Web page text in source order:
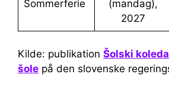
Sommerferie
(mandag),
2027
Kilde: publikation Šolski
šole på den slovenske